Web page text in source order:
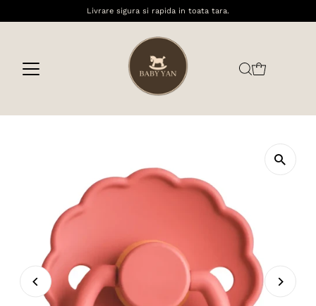
Livrare sigura si rapida in toata tara.